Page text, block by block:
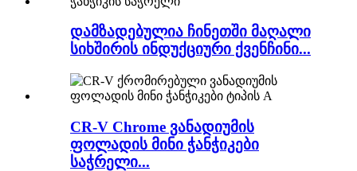
დამზადებულია ჩინეთში მაღალი
სიხშირის ინდუქციური ქვენჩინი...
CR-V Chrome ვანადიუმის
ფოლადის მინი ჭანჭიკები
საჭრელი...